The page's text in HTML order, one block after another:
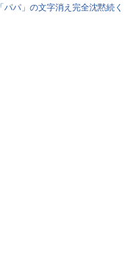
「パパ」の文字消え完全沈黙続く